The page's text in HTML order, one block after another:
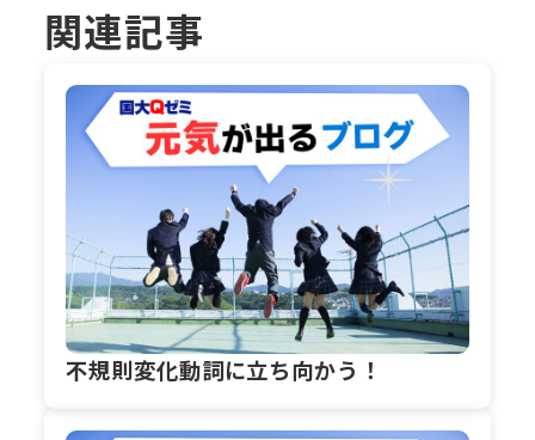
関連記事
不規則変化動詞に立ち向かう！